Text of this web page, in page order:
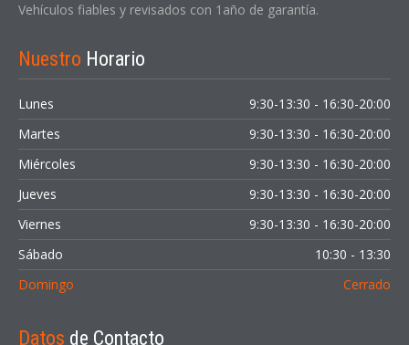
Vehículos fiables y revisados con 1año de garantía.
Nuestro Horario
Lunes
9:30-13:30 - 16:30-20:00
Martes
9:30-13:30 - 16:30-20:00
Miércoles
9:30-13:30 - 16:30-20:00
Jueves
9:30-13:30 - 16:30-20:00
Viernes
9:30-13:30 - 16:30-20:00
Sábado
10:30 - 13:30
Domingo
Cerrado
Datos de Contacto